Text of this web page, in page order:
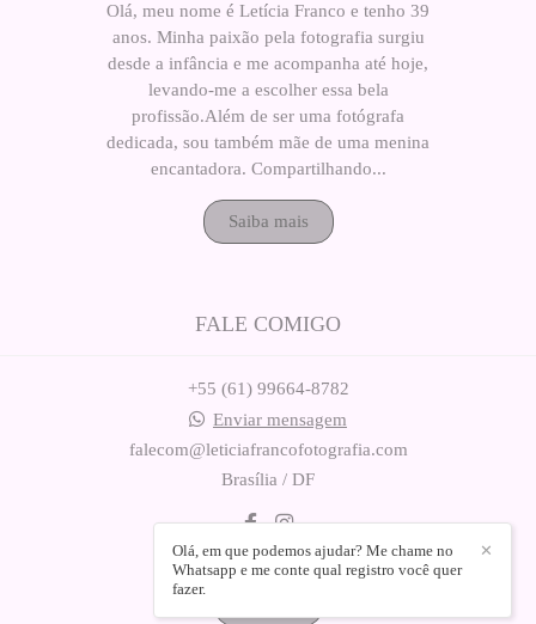
Olá, meu nome é Letícia Franco e tenho 39
anos. Minha paixão pela fotografia surgiu
desde a infância e me acompanha até hoje,
levando-me a escolher essa bela
profissão.Além de ser uma fotógrafa
dedicada, sou também mãe de uma menina
encantadora. Compartilhando...
Saiba mais
FALE COMIGO
+55 (61) 99664-8782
Enviar mensagem
falecom@leticiafrancofotografia.com
Brasília / DF
✕
Olá, em que podemos ajudar? Me chame no
Whatsapp e me conte qual registro você quer
fazer.